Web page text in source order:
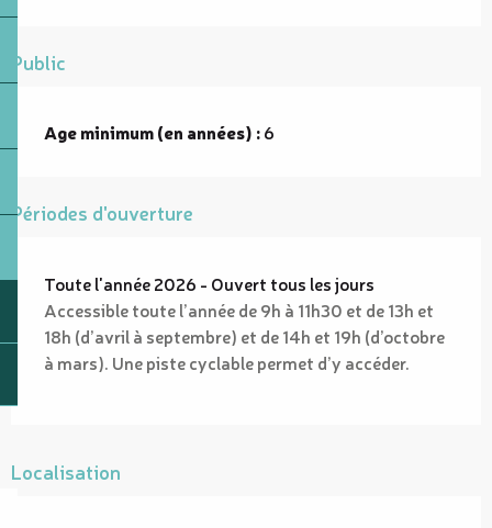
Public
Age minimum (en années) :6
Périodes d'ouverture
Toute l'année 2026 - Ouvert tous les jours
Accessible toute l’année de 9h à 11h30 et de 13h et
18h (d’avril à septembre) et de 14h et 19h (d’octobre
à mars). Une piste cyclable permet d’y accéder.
Localisation